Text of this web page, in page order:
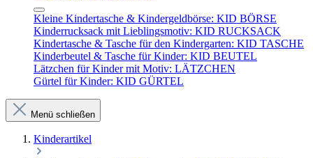
Kleine Kindertasche & Kindergeldbörse: KID BÖRSE
Kinderrucksack mit Lieblingsmotiv: KID RUCKSACK
Kindertasche & Tasche für den Kindergarten: KID TASCHE
Kinderbeutel & Tasche für Kinder: KID BEUTEL
Lätzchen für Kinder mit Motiv: LÄTZCHEN
Gürtel für Kinder: KID GÜRTEL
Menü schließen
Kinderartikel